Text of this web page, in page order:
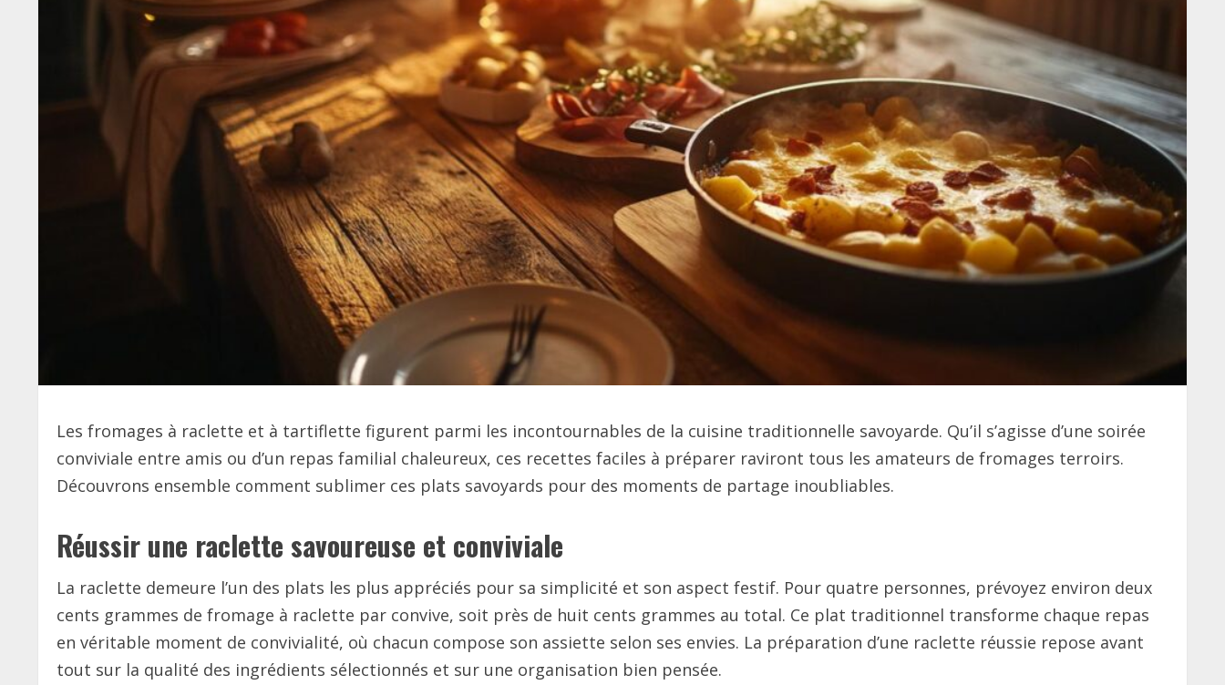
Les fromages à raclette et à tartiflette figurent parmi les incontournables de la cuisine traditionnelle savoyarde. Qu’il s’agisse d’une soirée
conviviale entre amis ou d’un repas familial chaleureux, ces recettes faciles à préparer raviront tous les amateurs de fromages terroirs.
Découvrons ensemble comment sublimer ces plats savoyards pour des moments de partage inoubliables.
Réussir une raclette savoureuse et conviviale
La raclette demeure l’un des plats les plus appréciés pour sa simplicité et son aspect festif. Pour quatre personnes, prévoyez environ deux
cents grammes de fromage à raclette par convive, soit près de huit cents grammes au total. Ce plat traditionnel transforme chaque repas
en véritable moment de convivialité, où chacun compose son assiette selon ses envies. La préparation d’une raclette réussie repose avant
tout sur la qualité des ingrédients sélectionnés et sur une organisation bien pensée.